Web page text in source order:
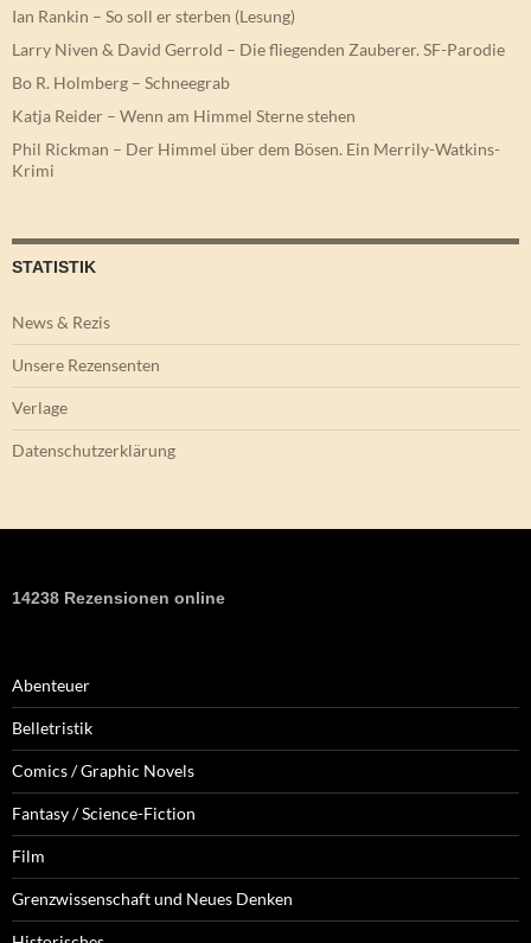
Ian Rankin – So soll er sterben (Lesung)
Larry Niven & David Gerrold – Die fliegenden Zauberer. SF-Parodie
Bo R. Holmberg – Schneegrab
Katja Reider – Wenn am Himmel Sterne stehen
Phil Rickman – Der Himmel über dem Bösen. Ein Merrily-Watkins-
Krimi
STATISTIK
News & Rezis
Unsere Rezensenten
Verlage
Datenschutzerklärung
14238 Rezensionen online
Abenteuer
Belletristik
Comics / Graphic Novels
Fantasy / Science-Fiction
Film
Grenzwissenschaft und Neues Denken